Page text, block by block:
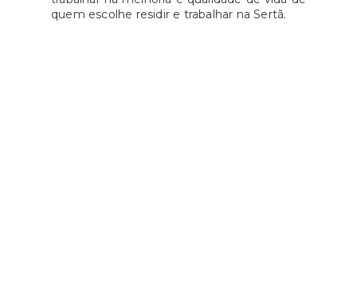
quem escolhe residir e trabalhar na Sertã.